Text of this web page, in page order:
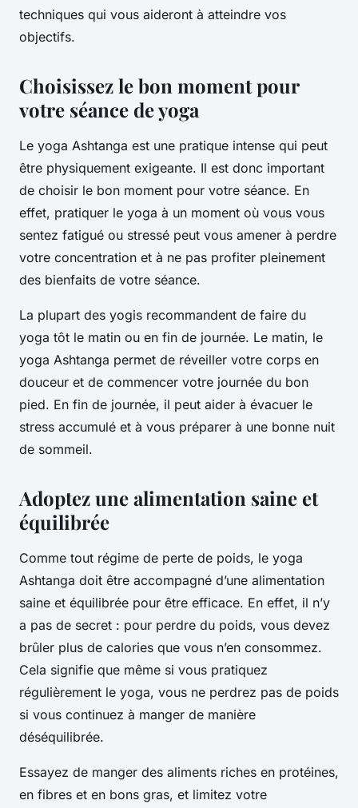
techniques qui vous aideront à atteindre vos
objectifs.
Choisissez le bon moment pour
votre séance de yoga
Le yoga Ashtanga est une pratique intense qui peut
être physiquement exigeante. Il est donc important
de choisir le bon moment pour votre séance. En
effet, pratiquer le yoga à un moment où vous vous
sentez fatigué ou stressé peut vous amener à perdre
votre concentration et à ne pas profiter pleinement
des bienfaits de votre séance.
La plupart des yogis recommandent de faire du
yoga tôt le matin ou en fin de journée. Le matin, le
yoga Ashtanga permet de réveiller votre corps en
douceur et de commencer votre journée du bon
pied. En fin de journée, il peut aider à évacuer le
stress accumulé et à vous préparer à une bonne nuit
de sommeil.
Adoptez une alimentation saine et
équilibrée
Comme tout régime de perte de poids, le yoga
Ashtanga doit être accompagné d’une alimentation
saine et équilibrée pour être efficace. En effet, il n’y
a pas de secret : pour perdre du poids, vous devez
brûler plus de calories que vous n’en consommez.
Cela signifie que même si vous pratiquez
régulièrement le yoga, vous ne perdrez pas de poids
si vous continuez à manger de manière
déséquilibrée.
Essayez de manger des aliments riches en protéines,
en fibres et en bons gras, et limitez votre